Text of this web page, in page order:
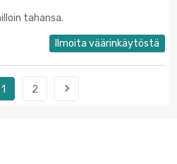
tahansa.
Ilmoita väärinkäytöstä
1 2 